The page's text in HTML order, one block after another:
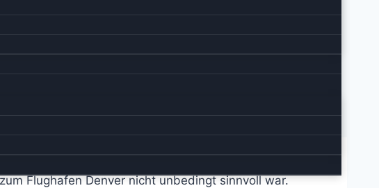
Flughafen Denver nicht unbedingt sinnvoll war.